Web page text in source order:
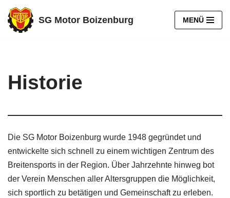
Zum
SG Motor Boizenburg MENÜ
Historie
Die SG Motor Boizenburg wurde 1948 gegründet und
entwickelte sich schnell zu einem wichtigen Zentrum des
Breitensports in der Region. Über Jahrzehnte hinweg bot
der Verein Menschen aller Altersgruppen die Möglichkeit,
sich sportlich zu betätigen und Gemeinschaft zu erleben.